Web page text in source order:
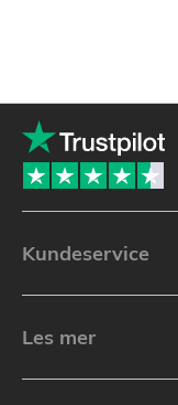
Kundeservice
Les mer